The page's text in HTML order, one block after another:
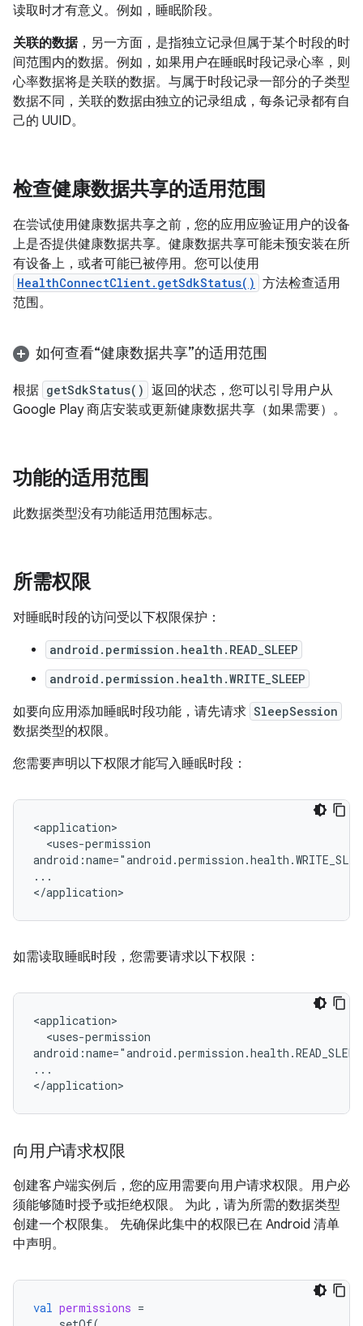
读取时才有意义。例如，睡眠阶段。
关联的数据，另一方面，是指独立记录但属于某个时段的时
间范围内的数据。例如，如果用户在睡眠时段记录心率，则
心率数据将是关联的数据。与属于时段记录一部分的子类型
数据不同，关联的数据由独立的记录组成，每条记录都有自
己的 UUID。
检查健康数据共享的适用范围
在尝试使用健康数据共享之前，您的应用应验证用户的设备
上是否提供健康数据共享。健康数据共享可能未预安装在所
有设备上，或者可能已被停用。您可以使用
HealthConnectClient.getSdkStatus() 方法检查适用
范围。
如何查看“健康数据共享”的适用范围
根据 getSdkStatus() 返回的状态，您可以引导用户从
Google Play 商店安装或更新健康数据共享（如果需要）。
功能的适用范围
此数据类型没有功能适用范围标志。
所需权限
对睡眠时段的访问受以下权限保护：
android.permission.health.READ_SLEEP
android.permission.health.WRITE_SLEEP
如要向应用添加睡眠时段功能，请先请求 SleepSession
数据类型的权限。
您需要声明以下权限才能写入睡眠时段：
<uses-permission
...
如需读取睡眠时段，您需要请求以下权限：
<uses-permission
...
向用户请求权限
创建客户端实例后，您的应用需要向用户请求权限。用户必
须能够随时授予或拒绝权限。 为此，请为所需的数据类型
创建一个权限集。 先确保此集中的权限已在 Android 清单
中声明。
val permissions =